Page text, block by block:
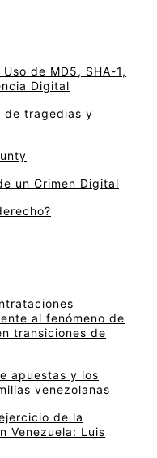
de MD5, SHA-1,
Digital
de tragedias y
un Crimen Digital
al fenómeno de
transiciones de
apuestas y los
venezolanas
de la
Venezuela: Luis